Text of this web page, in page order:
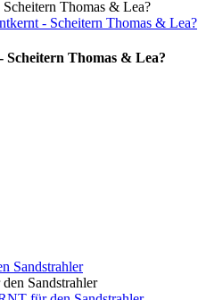
- Scheitern Thomas & Lea?
Thomas & Lea?
Sandstrahler